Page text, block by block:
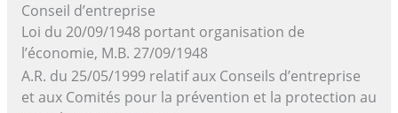
Conseil d’entreprise
Loi du 20/09/1948 portant organisation de
l’économie, M.B. 27/09/1948
A.R. du 25/05/1999 relatif aux Conseils d’entreprise
et aux Comités pour la prévention et la protection au